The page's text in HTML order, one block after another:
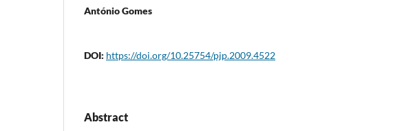
António Gomes
DOI: https://doi.org/10.25754/pjp.2009.4522
Abstract